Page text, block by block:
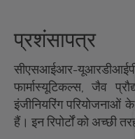
प्रशंसापत्र
सीएसआईआर-
फार्मास्यूटिकल्स, जैव
इंजीनियरिंग परियोजनाओं
हैं। इन रिपोर्टों को अच्छी